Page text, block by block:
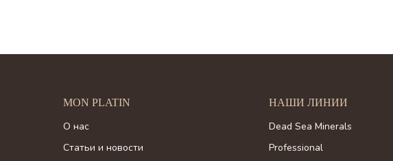
MON PLATIN
О нас
Статьи и новости
НАШИ ЛИНИИ
Dead Sea Minerals
Professional